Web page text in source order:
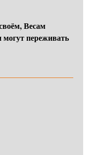
Весам
могут переживать